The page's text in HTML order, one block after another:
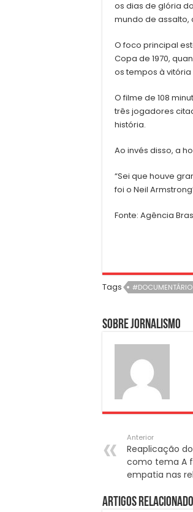
os dias de glória
mundo de assalto,
O foco principal
Copa de 1970,
os tempos à vitória
O filme de 108
três jogadores
história.
Ao invés disso, a
“Sei que houve
foi o Neil
Fonte: Agência
Tags #DOCUMENTÁRIO
Sobre Jornalismo
Anterior
Reaplicação
como tema A
empatia nas
Artigos